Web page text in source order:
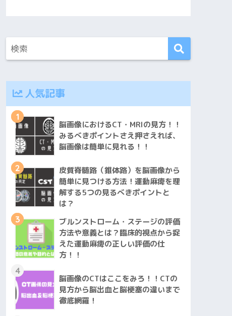
人気記事
1
脳画像におけるCT・MRIの見方！！
みるべきポイントさえ押さえれば、
脳画像は簡単に見れる！！
2
皮質脊髄路（錐体路）を脳画像から
簡単に見つける方法！運動麻痺を理
解する5つの見るべきポイントと
は？
3
ブルンストローム・ステージの評価
方法や意義とは？臨床的視点から捉
えた運動麻痺の正しい評価の仕
方！！
4
脳画像のCTはここをみろ！！CTの
見方から脳出血と脳梗塞の違いまで
徹底網羅！